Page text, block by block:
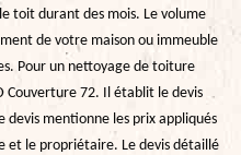
toit durant des mois. Le volume
de votre maison ou immeuble
Pour un nettoyage de toiture
Couverture 72. Il établit le devis
mentionne les prix appliqués
et le propriétaire. Le devis détaillé